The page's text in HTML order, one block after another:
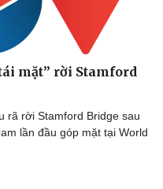
mặt” rời Stamford
rã rời Stamford Bridge sau
lần đầu góp mặt tại World